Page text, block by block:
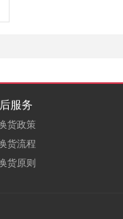
服务
货政策
货流程
货原则